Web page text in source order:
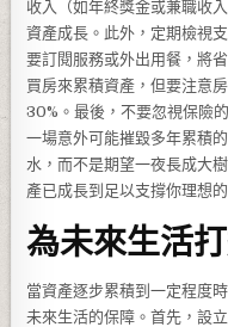
收入（如年終獎金或兼職收
資產成長。此外，定期檢視
要訂閱服務或外出用餐，將
買房來累積資產，但要注意
30%。最後，不要忽視保險
一場意外可能摧毀多年累積
水，而不是期望一夜長成大
產已成長到足以支撐你理想的
為未來生活
當資產逐步累積到一定程度
未來生活的保障。首先，設